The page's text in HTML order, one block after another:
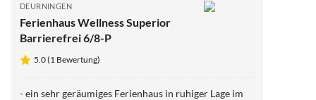
DEURNINGEN
Ferienhaus Wellness Superior
Barrierefrei 6/8-P
5.0 (1 Bewertung)
- ein sehr geräumiges Ferienhaus in ruhiger Lage im